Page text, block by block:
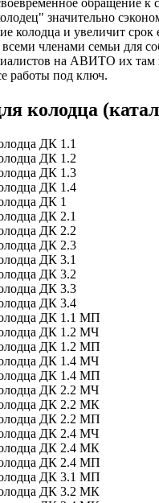
обращение к
значительно
колодца и увеличит срок
всеми членами семьи для
на АВИТО их
работы под ключ.
колодца